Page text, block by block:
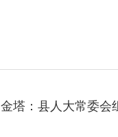
金塔：县人大常委会